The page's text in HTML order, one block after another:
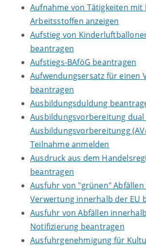
Aufnahme von Tätigkeiten mit
Arbeitsstoffen anzeigen
Aufstieg von
beantragen
Aufstiegs-BAföG beantragen
Aufwendungsersatz für einen
beantragen
Ausbildungsduldung
Ausbildungsvorbereitung dual
Ausbildungsvorbereitungg
Teilnahme anmelden
Ausdruck aus dem
beantragen
Ausfuhr von "grünen" Abfällen
Verwertung innerhalb der EU
Ausfuhr von Abfällen
Notifizierung beantragen
Ausfuhrgenehmigung für